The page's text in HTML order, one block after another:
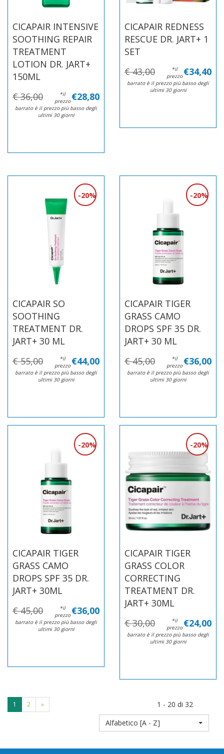
CICAPAIR INTENSIVE
SOOTHING REPAIR
TREATMENT
LOTION DR. JART+
150ML
€ 36,00 €28,80
*il
prezzo
barrato è il prezzo più basso degli
ultimi 30 giorni
CICAPAIR REDNESS
RESCUE DR. JART+ 1
SET
€ 43,00 €34,40
*il
prezzo
barrato è il prezzo più basso degli
ultimi 30 giorni
CICAPAIR SO
SOOTHING
TREATMENT DR.
JART+ 30 ML
20%
€ 55,00 €44,00
*il
prezzo
barrato è il prezzo più basso degli
ultimi 30 giorni
CICAPAIR TIGER
GRASS CAMO
DROPS SPF 35 DR.
JART+ 30 ML
20%
€ 45,00 €36,00
*il
prezzo
barrato è il prezzo più basso degli
ultimi 30 giorni
CICAPAIR TIGER
GRASS CAMO
DROPS SPF 35 DR.
JART+ 30ML
20%
€ 45,00 €36,00
*il
prezzo
barrato è il prezzo più basso degli
ultimi 30 giorni
CICAPAIR TIGER
GRASS COLOR
CORRECTING
TREATMENT DR.
JART+ 30ML
20%
€ 30,00 €24,00
*il
prezzo
barrato è il prezzo più basso degli
ultimi 30 giorni
1 2 »
1 - 20 di 32
Alfabetico [A - Z]